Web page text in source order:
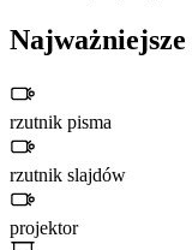
rzutnik pisma
rzutnik slajdów
projektor